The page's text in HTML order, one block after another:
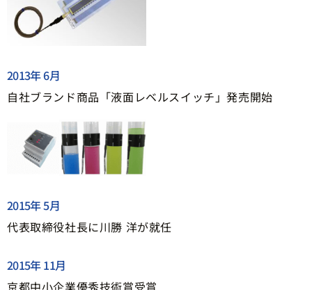
2013年 6月
自社ブランド商品「液面レベルスイッチ」発売開始
2015年 5月
代表取締役社長に川勝 洋が就任
2015年 11月
京都中小企業優秀技術賞受賞